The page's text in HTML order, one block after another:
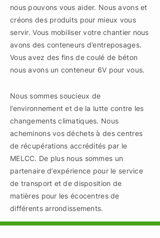
nous pouvons vous aider. Nous avons et
créons des produits pour mieux vous
servir. Vous mobiliser votre chantier nous
avons des conteneurs d’entreposages.
Vous avez des fins de coulé de béton
nous avons un conteneur 6V pour vous.
Nous sommes soucieux de
l’environnement et de la lutte contre les
changements climatiques. Nous
acheminons vos déchets à des centres
de récupérations accrédités par le
MELCC. De plus nous sommes un
partenaire d’expérience pour le service
de transport et de disposition de
matières pour les écocentres de
différents arrondissements.